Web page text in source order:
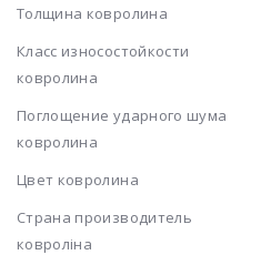
Толщина ковролина
Класс износостойкости
ковролина
Поглощение ударного шума
ковролина
Цвет ковролина
Страна производитель
ковроліна